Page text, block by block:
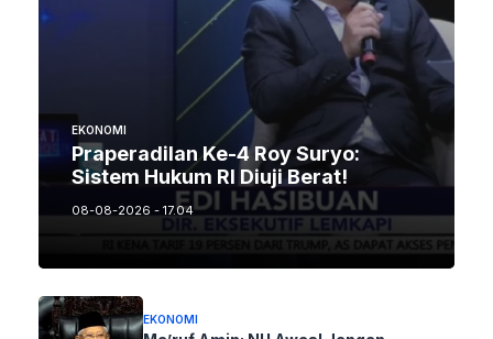
EKONOMI
Praperadilan Ke-4 Roy Suryo:
Sistem Hukum RI Diuji Berat!
08-08-2026 - 17.04
EKONOMI